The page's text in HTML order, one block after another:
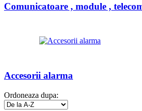
Comunicatoare , module ,
Accesorii alarma
Ordoneaza dupa: